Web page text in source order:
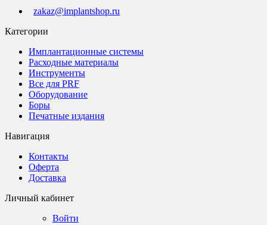
zakaz@implantshop.ru
Категории
Имплантационные системы
Расходные материалы
Инструменты
Все для PRF
Оборудование
Боры
Печатные издания
Навигация
Контакты
Оферта
Доставка
Личный кабинет
Войти